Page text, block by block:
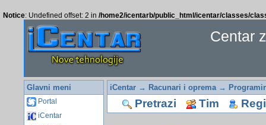
Notice: Undefined offset: 2 in /home2/icentarb/public_html/icentar/classes/
Centar
Glavni meni
Portal
iCentar
iCentar→ Racunari i oprema→
Pretrazi Tim